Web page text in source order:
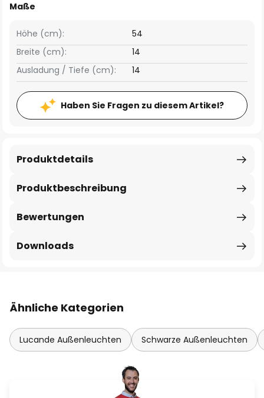
Maße
Breite (cm): 14
Höhe (cm): 54
Ausladung / Tiefe (cm): 14
Haben Sie Fragen zu diesem Artikel?
Produktbeschreibung
Produktdetails
Bewertungen
Downloads
Ähnliche Kategorien
Lucande Außenleuchten Schwarze Außenleuchten